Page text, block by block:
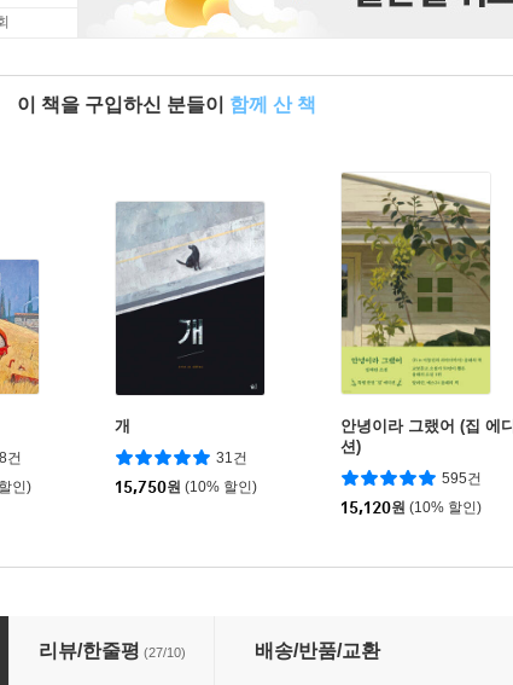
이 책을 구입하신 분들이 함께 산 책
건
인)
개
31건
15,750원 (10% 할인)
안녕이라 그랬어 (집 에디
션)
595건
15,120원 (10% 할인)
리뷰/한줄평 (27/10) 배송/반품/교환